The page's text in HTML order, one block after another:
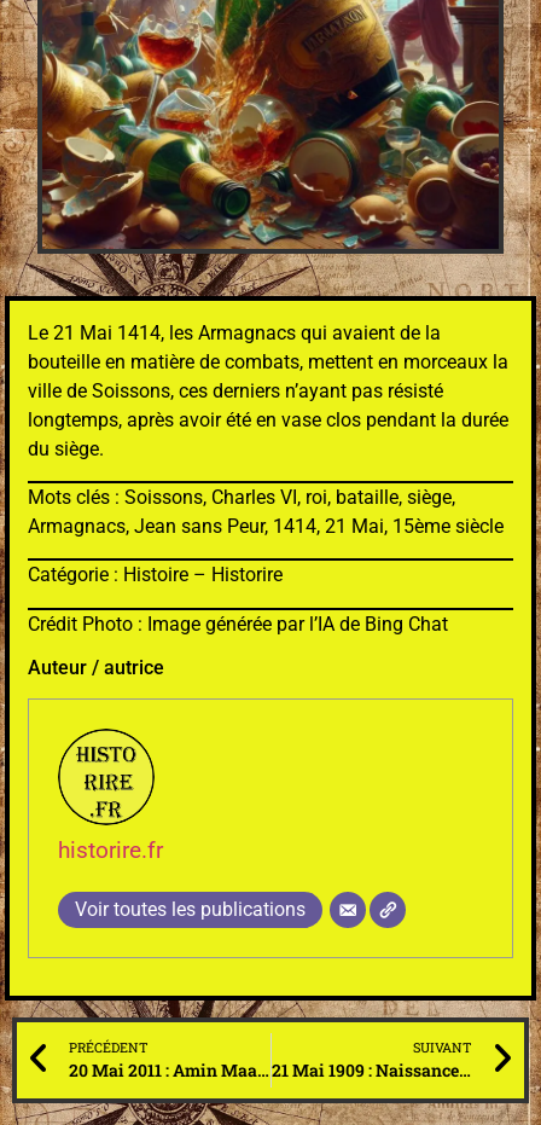
Le 21 Mai 1414, les Armagnacs qui avaient de la
bouteille en matière de combats, mettent en morceaux la
ville de Soissons, ces derniers n’ayant pas résisté
longtemps, après avoir été en vase clos pendant la durée
du siège.
Mots clés : Soissons, Charles VI, roi, bataille, siège,
Armagnacs, Jean sans Peur, 1414, 21 Mai, 15ème siècle
Catégorie : Histoire – Historire
Crédit Photo : Image générée par l’IA de Bing Chat
Auteur / autrice
historire.fr
Voir toutes les publications
PRÉCÉDENT
20 Mai 2011 : Amin Maalouf se porte candidat pour occuper le fauteuil de Claude Lévi-Strauss à l’académie française
SUIVANT
21 Mai 1909 : Naissance de Guy de Rothschild, banquier français